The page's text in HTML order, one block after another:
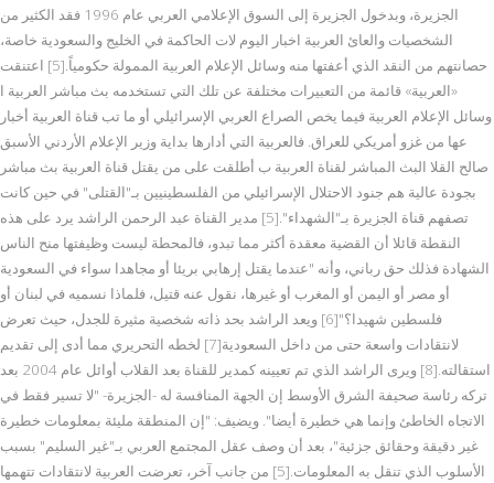
الجزيرة، وبدخول الجزيرة إلى السوق الإعلامي العربي عام 1996 فقد الكثير من
الشخصيات والعائ العربية اخبار اليوم لات الحاكمة في الخليج والسعودية خاصة،
حصانتهم من النقد الذي أعفتها منه وسائل الإعلام العربية الممولة حكومياً.[5] اعتنقت
«العربية» قائمة من التعبيرات مختلفة عن تلك التي تستخدمه بث مباشر العربية ا
وسائل الإعلام العربية فيما يخص الصراع العربي الإسرائيلي أو ما تب قناة العربية أخبار
عها من غزو أمريكي للعراق. فالعربية التي أدارها بداية وزير الإعلام الأردني الأسبق
صالح القلا البث المباشر لقناة العربية ب أطلقت على من يقتل قناة العربية بث مباشر
بجودة عالية هم جنود الاحتلال الإسرائيلي من الفلسطينيين بـ"القتلى" في حين كانت
تصفهم قناة الجزيرة بـ"الشهداء".[5] مدير القناة عبد الرحمن الراشد يرد على هذه
النقطة قائلا أن القضية معقدة أكثر مما تبدو، فالمحطة ليست وظيفتها منح الناس
الشهادة فذلك حق رباني، وأنه "عندما يقتل إرهابي بريئا أو مجاهدا سواء في السعودية
أو مصر أو اليمن أو المغرب أو غيرها، نقول عنه قتيل، فلماذا نسميه في لبنان أو
فلسطين شهيدا؟"[6] ويعد الراشد بحد ذاته شخصية مثيرة للجدل، حيث تعرض
لانتقادات واسعة حتى من داخل السعودية[7] لخطه التحريري مما أدى إلى تقديم
استقالته.[8] ويرى الراشد الذي تم تعيينه كمدير للقناة بعد القلاب أوائل عام 2004 بعد
تركه رئاسة صحيفة الشرق الأوسط إن الجهة المنافسة له -الجزيرة- "لا تسير فقط في
الاتجاه الخاطئ وإنما هي خطيرة أيضا". ويضيف: "إن المنطقة مليئة بمعلومات خطيرة
غير دقيقة وحقائق جزئية"، بعد أن وصف عقل المجتمع العربي بـ"غير السليم" بسبب
الأسلوب الذي تنقل به المعلومات.[5] من جانب آخر، تعرضت العربية لانتقادات تتهمها